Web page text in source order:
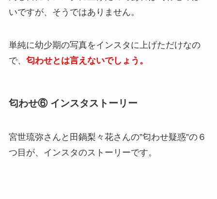
いですが、そうではありません。
単純に幼少期の写真をインスタに上げただけなの
で、 匂わせとは言えないでしょう。
匂わせ⑥ インスタストーリー
宮世琉弥さんと田鍋梨々花さんの”匂わせ疑惑”の６
つ目が、インスタのストーリーです。